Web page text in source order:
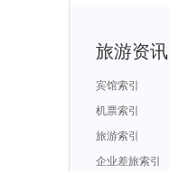
旅游资讯
宾馆索引
机票索引
旅游索引
企业差旅索引